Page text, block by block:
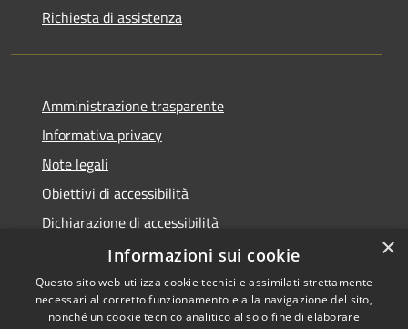
Richiesta di assistenza
Amministrazione trasparente
Informativa privacy
Note legali
Obiettivi di accessibilità
Dichiarazione di accessibilità
Open Data
×
Informazioni sui cookie
Questo sito web utilizza cookie tecnici e assimilati strettamente
necessari al corretto funzionamento e alla navigazione del sito,
nonché un cookie tecnico analitico al solo fine di elaborare